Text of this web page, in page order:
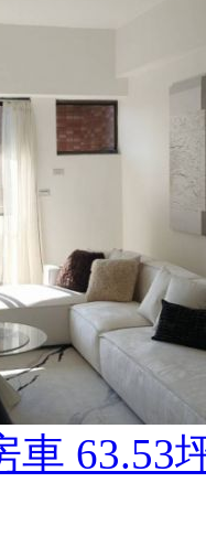
車 63.53